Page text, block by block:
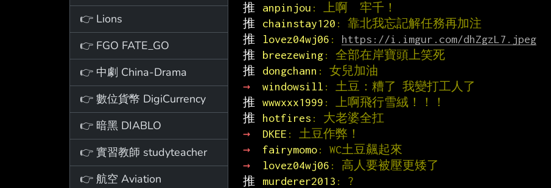
👉 Lions
👉 FGO FATE_GO
👉 中劇 China-Drama
👉 數位貨幣 DigiCurrency
👉 暗黑 DIABLO
👉 實習教師 studyteacher
👉 航空 Aviation
推
anpinjou : 上啊  牢千！
推
chainstay120 : 靠北我忘記解任務再加注
推
lovez04wj06 : https://i.imgur.com/dhZgzL7.jpeg
推
breezewing: 全部在岸寶頭上笑死
推
dongchann : 女兒加油
→
windowsill : 土豆：糟了 我變打工人了
推 wwwxxx1999 : 上啊飛行雪絨！！！
推
hotfires : 大老婆全扛
→
DKEE : 土豆作弊！
→
fairymomo: WC土豆飆起來
→
lovez04wj06 : 高人要被壓更矮了
推
murderer2013 : ?